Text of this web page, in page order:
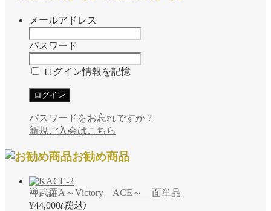
メールアドレス
パスワード
ログイン情報を記憶
パスワードをお忘れですか ?
新規ご入会はこちら
お勧め商品
禅武羅A～Victory ACE～ 面単品
¥44,000(税込)